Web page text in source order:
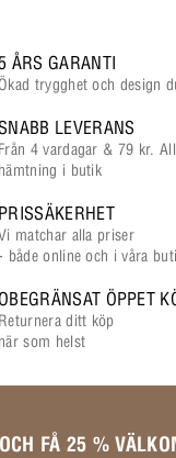
ÅRS GARANTI
trygghet och design
LEVERANS
Från 4 vardagar & 79 kr.
hämtning i butik
PRISSÄKERHET
matchar alla priser
både online och i våra
OBEGRÄNSAT ÖPPET
Returnera ditt köp
när som helst
FÅ 25 %